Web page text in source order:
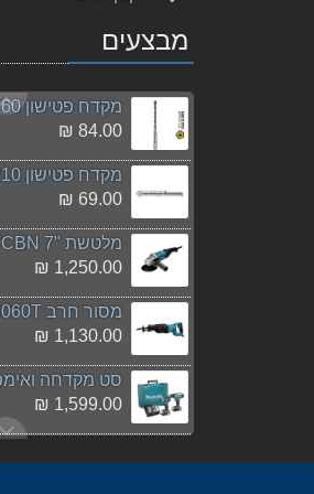
מבצעיםמפוח DUB361RME 36V Makita מקיטה
1,999.00 ₪
מקדח פטישון 22-260 Makita SDS מקיטה
84.00 ₪
מקדח פטישון 20-210 Makita SDS מקיטה
69.00 ₪
1,250.00 ₪
1,130.00 ₪
1,599.00 ₪